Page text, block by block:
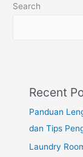
Search
Recent
Panduan
dan Tips
Laundry